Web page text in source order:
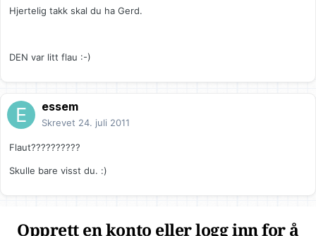
Hjertelig takk skal du ha Gerd.
DEN var litt flau :-)
essem
Skrevet 24. juli 2011
Flaut??????????
Skulle bare visst du. :)
Opprett en konto eller logg inn for å